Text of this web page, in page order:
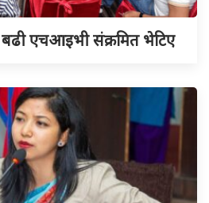
एचआइभी संक्रमित भेटिए